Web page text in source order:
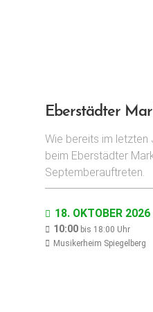
Eberstädter
Wie bereits im letzten
beim Eberstädter
Septemberauftreten.
18. OKTOBER 2026
10:00 bis 18:00 Uhr
Musikerheim Spiegelberg